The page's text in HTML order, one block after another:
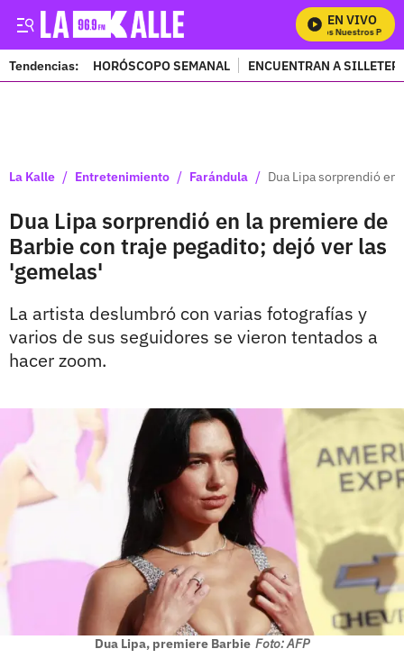
EN VIVO
Mira Todos Nuestros
Tendencias: HORÓSCOPO SEMANAL ENCUENTRAN A
La Kalle / Entretenimiento / Farándula / Dua Lipa sorprendió
Dua Lipa sorprendió en la premiere de
Barbie con traje pegadito; dejó ver las
'gemelas'
La artista deslumbró con varias fotografías y
varios de sus seguidores se vieron tentados a
hacer zoom.
Dua Lipa, premiere Barbie Foto: AFP